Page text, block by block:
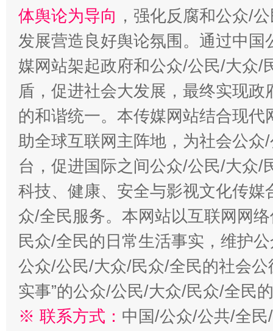
体舆论为导向 ，强化反腐和公众/
发展营造良好舆论氛围。通过中
媒网站架起政府和公众/公民/大众/
盾，促进社会大发展，最终实现
的和谐统一。本传媒网站结合现
助全球互联网主阵地，为社会公
台，促进国际之间公众/公民/大众/
科技、健康、安全与影视文化传
众/全民服务。本网站以互联网网
民众/全民的日常生活事实，维护
公众/公民/大众/民众/全民的社会公
实事”的公众/公民/大众/民众/全民
※ 联系方式： 中国/公众/公共/全